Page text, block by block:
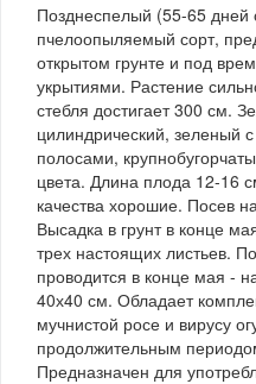
Позднеспелый (55-65
пчелоопыляемый сорт,
открытом грунте и под
укрытиями. Растение
стебля достигает 300 см.
цилиндрический, зеленый
полосами,
цвета. Длина плода 12-16
качества хорошие. Посев
Высадка в грунт в конце
трех настоящих листьев.
проводится в конце мая -
40х40 см. Обладает
мучнистой росе и вирусу
продолжительным
Предназначен для